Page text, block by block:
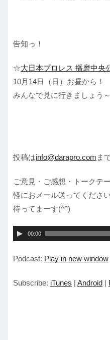
告知っ！
☆大日本プロレス 播磨中央
10月14日（日）お昼から！
みんなで見に行きましょう
投稿はinfo@darapro.com ま
ご意見・ご感想・トークテ
軽におメール送ってくださ
待ってまーす(^^)
音
プ
ー
00:00
Podcast: Play in new window
Subscribe: iTunes | Android |